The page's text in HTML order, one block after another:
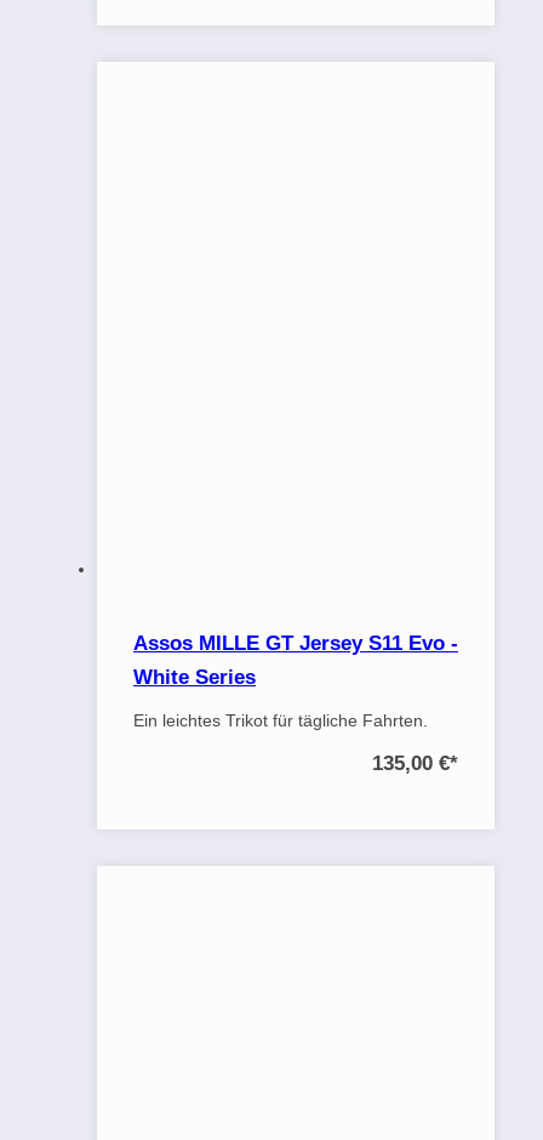
Assos MILLE GT Jersey S11 Evo -
White Series
Ein leichtes Trikot für tägliche Fahrten.
135,00 €*